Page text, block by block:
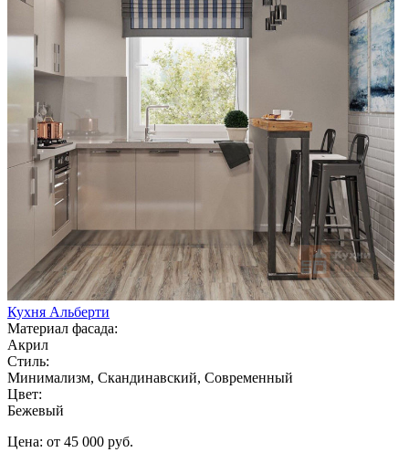
Кухня Альберти
Материал фасада:
Акрил
Стиль:
Минимализм, Скандинавский, Современный
Цвет:
Бежевый
Цена: от 45 000 руб.